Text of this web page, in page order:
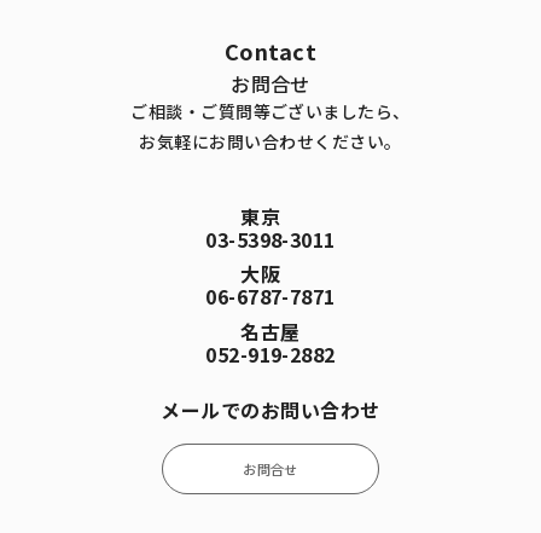
Contact
お問合せ
ご相談・ご質問等ございましたら、
お気軽にお問い合わせください。
東京
03-5398-3011
大阪
06-6787-7871
名古屋
052-919-2882
メールでのお問い合わせ
お問合せ